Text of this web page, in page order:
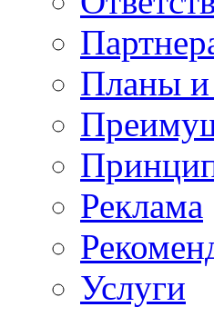
Планы и
Реклама
Услуги